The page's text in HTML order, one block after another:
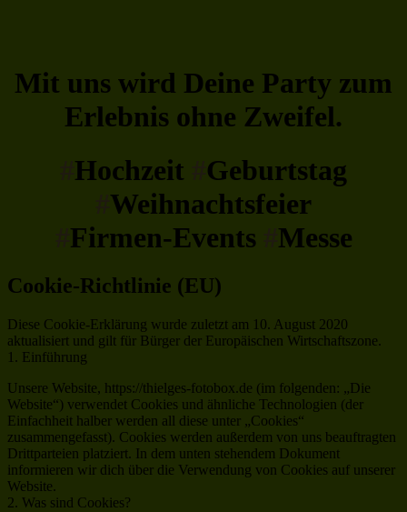
Mit uns wird Deine Party zum
Erlebnis ohne Zweifel.
Hochzeit
Geburtstag
Weihnachtsfeier
Firmen-Events Messe
Cookie-Richtlinie (EU)
Diese Cookie-Erklärung wurde zuletzt am 10. August 2020
aktualisiert und gilt für Bürger der Europäischen Wirtschaftszone.
1. Einführung
Unsere Website, https://thielges-fotobox.de (im folgenden: „Die
Website“) verwendet Cookies und ähnliche Technologien (der
Einfachheit halber werden all diese unter „Cookies“
zusammengefasst). Cookies werden außerdem von uns beauftragten
Drittparteien platziert. In dem unten stehendem Dokument
informieren wir dich über die Verwendung von Cookies auf unserer
Website.
2. Was sind Cookies?